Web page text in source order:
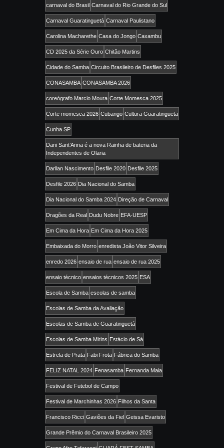
carnaval do Brasil Carnaval do Rio Grande do Sul
Carnaval Guaratinguetá Carnaval Paulistano
Carolina Macharethe Casa do Jongo Caxambu
CD 2025 da Série Ouro Chitão Martins
Cidade do Samba Circuito Brasileiro de Desfiles 2025
CONASAMBA CONASAMBA 2026
coreógrafo Marcio Moura Corte Momesca 2025
Corte momesca 2026 Cubango Cultura Guaratingueta
Cunha SP
Dani Sant’Anna é a nova Rainha de bateria da
Independentes de Olaria
Darllan Nascimento Desfile 2020 Desfile 2025
Desfile 2026 Dia Nacional do Samba
Dia Nacional do Samba 2024 Direção de Carnaval
Dragões da Real Dudu Nobre EFA-UESP
Em Cima da Hora Em Cima da Hora 2025
Embaixada do Morro enredista João Vitor Silveira
enredo 2026 ensaio de rua ensaio de rua 2025
ensaio técnico ensaios técnicos 2025 ESA
Escola de Samba escolas de samba
Escolas de Samba da Avaliação
Escolas de Samba de Guaratinguetá
Escolas de Samba Mirins Estácio de Sá
Estrela de Prata Fabi Frota Fábrica do Samba
FELIZ NATAL 2024 Fenasamba Fernanda Maia
Festival de Futebol de Campo
Festival de Marchinhas 2026 Filhos da Santa
Francisco Ricci Gaviões da Fiel Geissa Evaristo
Grande Prêmio do Carnaval Brasileiro 2025